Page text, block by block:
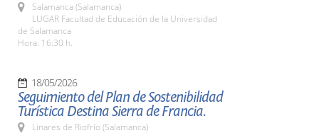
Salamanca (Salamanca)
LUGAR Facultad de Educación de la Universidad
de Salamanca
Hora: 16:30 h.
18/05/2026
Seguimiento del Plan de Sostenibilidad
Turística Destina Sierra de Francia.
Linares de Riofrío (Salamanca)